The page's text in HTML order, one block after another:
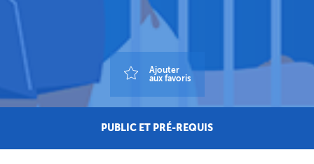
Ajouter
aux favoris
PUBLIC ET PRÉ-REQUIS